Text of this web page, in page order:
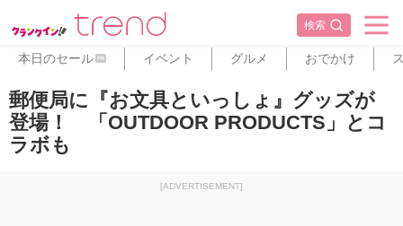
検索
本日のセール PR イベント グルメ おでかけ
郵便局に『お文具といっしょ』グッズが
登場！ 「OUTDOOR PRODUCTS」とコ
ラボも
[ADVERTISEMENT]